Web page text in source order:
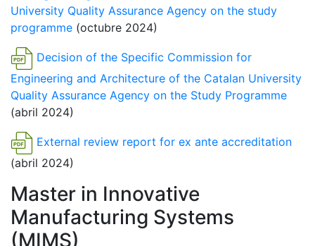
University Quality Assurance Agency on the study
programme (octubre 2024)
Decision of the Specific Commission for
Engineering and Architecture of the Catalan University
Quality Assurance Agency on the Study Programme
(abril 2024)
External review report for ex ante accreditation
(abril 2024)
Master in Innovative
Manufacturing Systems
(MIMS)